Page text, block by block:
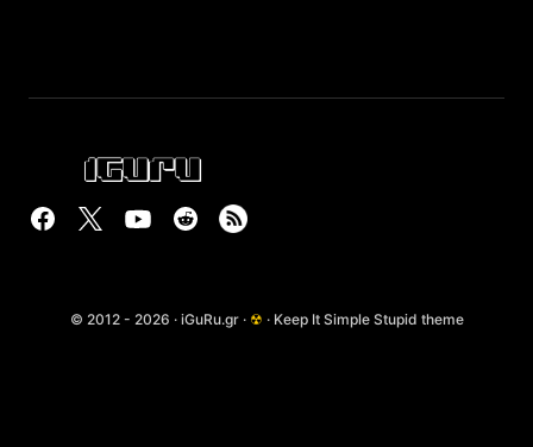
© 2012 - 2026 · iGuRu.gr · ☢ · Keep It Simple Stupid theme